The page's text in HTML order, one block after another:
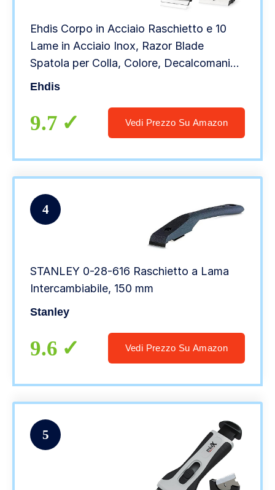
Ehdis Corpo in Acciaio Raschietto e 10
Lame in Acciaio Inox, Razor Blade
Spatola per Colla, Colore, Decalcomanie,
Piano Cottura e Forno, Adesivo di Vetro,
Ehdis
9.7 Vedi Prezzo Su Amazon
4
STANLEY 0-28-616 Raschietto a Lama
Intercambiabile, 150 mm
Stanley
9.6 Vedi Prezzo Su Amazon
5